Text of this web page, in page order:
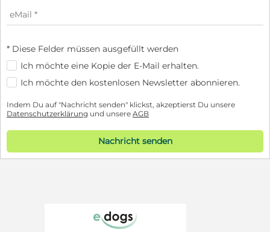
* Diese Felder müssen ausgefüllt werden
Ich möchte eine Kopie der E-Mail erhalten.
Ich möchte den kostenlosen Newsletter abonnieren.
Indem Du auf "Nachricht senden" klickst, akzeptierst Du unsere
Datenschutzerklärung und unsere AGB
Nachricht senden